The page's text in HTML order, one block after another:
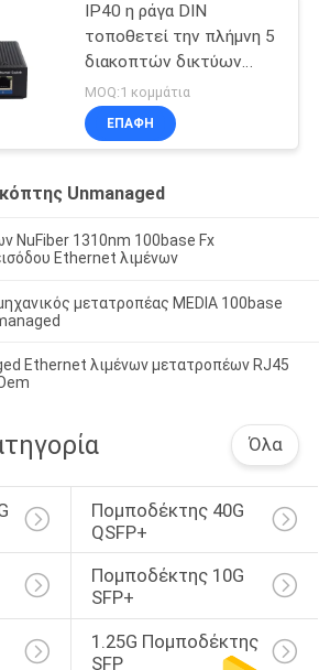
IP40 η ράγα DIN
τοποθετεί την πλήμνη 5
διακοπτών δικτύων
διεπαφή Gigabit Rj45
UTP λιμένων
MOQ:1 κομμάτια
ΕΠΑΦΉ
Unmanaged
NuFiber 1310nm 100base Fx
Ethernet λιμένων
μετατροπέας MEDIA 100base
Ethernet λιμένων μετατροπέων RJ45
Όλα
Πομποδέκτης 40G
QSFP+
Πομποδέκτης 10G
SFP+
1.25G Πομποδέκτης
SFP